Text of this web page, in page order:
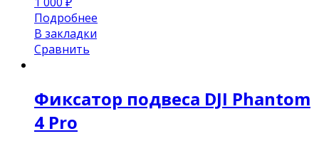
Подробнее
В закладки
Сравнить
Фиксатор подвеса DJI Phantom
4 Pro